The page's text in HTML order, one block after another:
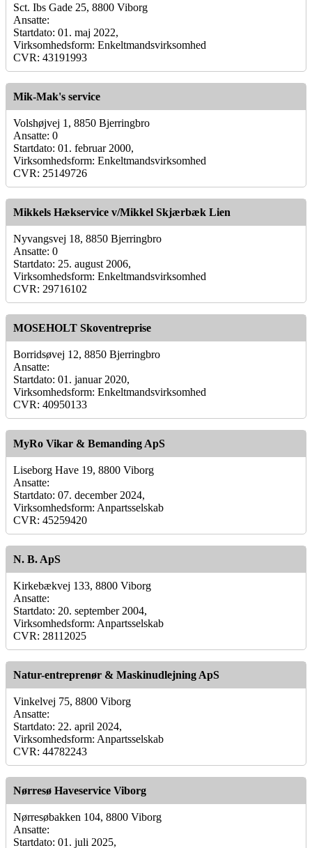
Sct. Ibs Gade 25, 8800 Viborg
Ansatte:
Startdato: 01. maj 2022,
Virksomhedsform: Enkeltmandsvirksomhed
CVR: 43191993
Mik-Mak's service
Volshøjvej 1, 8850 Bjerringbro
Ansatte: 0
Startdato: 01. februar 2000,
Virksomhedsform: Enkeltmandsvirksomhed
CVR: 25149726
Mikkels Hækservice v/Mikkel Skjærbæk Lien
Nyvangsvej 18, 8850 Bjerringbro
Ansatte: 0
Startdato: 25. august 2006,
Virksomhedsform: Enkeltmandsvirksomhed
CVR: 29716102
MOSEHOLT Skoventreprise
Borridsøvej 12, 8850 Bjerringbro
Ansatte:
Startdato: 01. januar 2020,
Virksomhedsform: Enkeltmandsvirksomhed
CVR: 40950133
MyRo Vikar & Bemanding ApS
Liseborg Have 19, 8800 Viborg
Ansatte:
Startdato: 07. december 2024,
Virksomhedsform: Anpartsselskab
CVR: 45259420
N. B. ApS
Kirkebækvej 133, 8800 Viborg
Ansatte:
Startdato: 20. september 2004,
Virksomhedsform: Anpartsselskab
CVR: 28112025
Natur-entreprenør & Maskinudlejning ApS
Vinkelvej 75, 8800 Viborg
Ansatte:
Startdato: 22. april 2024,
Virksomhedsform: Anpartsselskab
CVR: 44782243
Nørresø Haveservice Viborg
Nørresøbakken 104, 8800 Viborg
Ansatte:
Startdato: 01. juli 2025,